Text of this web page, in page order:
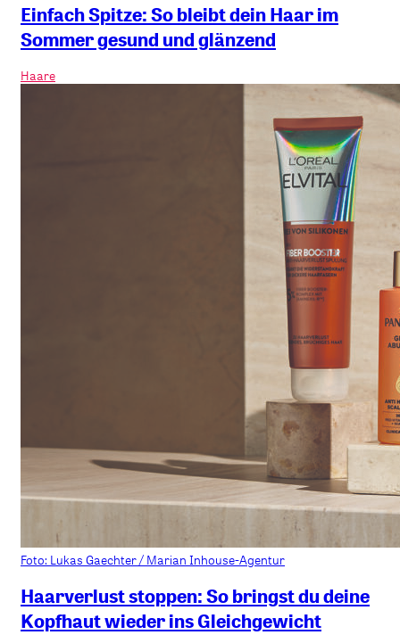
Einfach Spitze: So bleibt dein Haar im
Sommer gesund und glänzend
Haare
Foto: Lukas Gaechter / Marian Inhouse-Agentur
Haarverlust stoppen: So bringst du deine
Kopfhaut wieder ins Gleichgewicht